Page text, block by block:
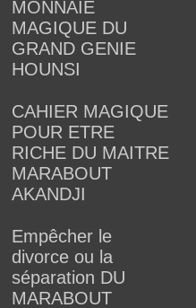
MONNAIE
MAGIQUE DU
GRAND GENIE
HOUNSI
CAHIER MAGIQUE
POUR ETRE
RICHE DU MAITRE
MARABOUT
AKANDJI
Empêcher le
divorce ou la
séparation DU
MARABOUT